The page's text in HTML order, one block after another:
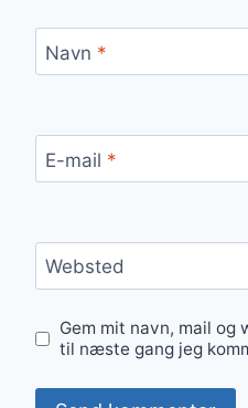
Navn *
E-mail *
Websted
Gem mit navn, mail
til næste gang jeg